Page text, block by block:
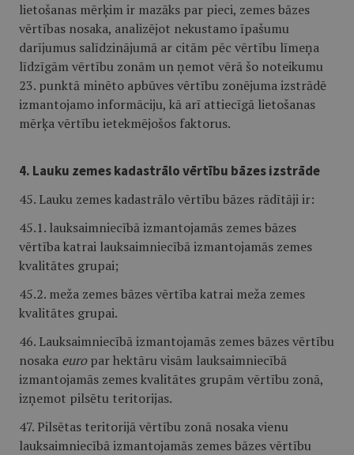
lietošanas mērķim ir mazāks par pieci, zemes bāzes
vērtības nosaka, analizējot nekustamo īpašumu
darījumus salīdzinājumā ar citām pēc vērtību līmeņa
līdzīgām vērtību zonām un ņemot vērā šo noteikumu
23. punktā minēto apbūves vērtību zonējuma izstrādē
izmantojamo informāciju, kā arī attiecīgā lietošanas
mērķa vērtību ietekmējošos faktorus.
4. Lauku zemes kadastrālo vērtību bāzes izstrāde
45. Lauku zemes kadastrālo vērtību bāzes rādītāji ir:
45.1. lauksaimniecībā izmantojamās zemes bāzes
vērtība katrai lauksaimniecībā izmantojamās zemes
kvalitātes grupai;
45.2. meža zemes bāzes vērtība katrai meža zemes
kvalitātes grupai.
46. Lauksaimniecībā izmantojamās zemes bāzes vērtību
nosaka europar hektāru visām lauksaimniecībā
izmantojamās zemes kvalitātes grupām vērtību zonā,
izņemot pilsētu teritorijas.
47. Pilsētas teritorijā vērtību zonā nosaka vienu
lauksaimniecībā izmantojamās zemes bāzes vērtību